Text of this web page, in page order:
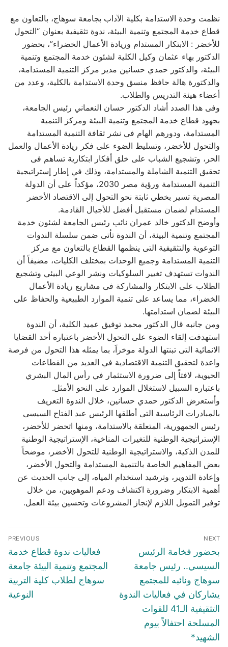
نظمت وحدة الاستدامة بكلية الآداب بجامعة سوهاج، بالتعاون مع
قطاع خدمة المجتمع وتنمية البيئة، ندوة تثقيفية بعنوان “التحول
للأخضر : الابتكار المستدام وريادة الأعمال الخضراء”، بحضور
الدكتور بهاء عثمان وكيل الكلية لشئون خدمة المجتمع وتنمية
البيئة، والدكتور حمدي حسانين مدير مركز التنمية المستدامة،
والدكتورة هالة حافظ منسق وحدة الاستدامة بالكلية، وعدد من
أعضاء هيئة التدريس والطلاب.
وفى هذا الصدد أشاد الدكتور حسان النعماني رئيس الجامعة،
بجهود قطاع خدمة المجتمع وتنمية البيئة ومركز التنمية
المستدامة، ودورهم الهام فى نشر ثقافة التنمية المستدامة
والتحول للأخضر، وتسليط الضوء على فكر ريادة الأعمال والعمل
الحر، وتشجيع الشباب على خلق أفكار ابتكارية تساهم فى
تحقيق التنمية الشاملة والمستدامة، وذلك في إطار إستراتيجية
التنمية المستدامة ورؤية مصر 2030، مؤكداً على أن الدولة
المصرية تسير بخطي ثابتة نحو التحول إلى الاقتصاد الأخضر
المستدام لضمان مستقبل أفضل للأجيال القادمة.
وأوضح الدكتور خالد عمران نائب رئيس الجامعة لشئون خدمة
المجتمع وتنمية البيئة، أن الندوة تأتى ضمن سلسلة الندوات
التوعوية والتثقيفية التى ينظمها القطاع بالتعاون مع مركز
التنمية المستدامة وجميع الوحدات بمختلف الكليات، مضيفاً أن
الندوات تستهدف تغيير السلوكيات ونشر الوعي البيئي وتشجيع
الطلاب على الابتكار والمشاركة فى مشاريع ريادة الأعمال
الخضراء، مما يساعد على تنمية الموارد الطبيعية والحفاظ على
البيئة لضمان استدامتها.
ومن جانبه قال الدكتور محمد توفيق عميد الكلية، أن الندوة
استهدفت إلقاء الضوء على التحول الأخضر باعتباره أحد القضايا
الانمائية التى تبنتها الدولة موخراََ، بما يمثله هذا التحول من فرصة
واعدة لتحقيق التنمية الاقتصادية في العديد من القطاعات
الحيوية، لافتاً إلى ضرورة الاستثمار في رأس المال البشري
باعتباره السبيل لاستغلال الموارد على النحو الأمثل.
وأستعرض الدكتور حمدي حسانين، خلال الندوة التعريف
بالمبادرات الرئاسية التى أطلقها الرئيس عبد الفتاح السيسى
رئيس الجمهورية، المتعلقة بالاستدامة، ومنها اتحضر للأخضر،
الإستراتيجية الوطنية للتغيرات المناخية، الإستراتيجية الوطنية
للمدن الذكية، والاستراتيجية الوطنية للتحول الأخضر، موضحاً
بعض المفاهيم الخاصة بالتنمية المستدامة والتحول الأخضر،
وإعادة التدوير، وترشيد استخدام المياه، إلى جانب الحديث عن
أهمية الابتكار وضرورة اكتشاف ودعم الموهوبين، من خلال
توفير التمويل اللازم لإنجاز المشروعات وتحسين بيئة العمل.
تصفّح
المقالات
PREVIOUS
Previous
post:
فعاليات ندوة قطاع خدمة
المجتمع وتنمية البيئة جامعة
سوهاج لطلاب كلية التربية
النوعية
NEXT
Next
post:
بحضور فخامة الرئيس
السيسي.. رئيس جامعة
سوهاج ونائبه للمجتمع
يشاركان في فعاليات الندوة
التثقيفية الـ41 للقوات
المسلحة احتفالاً بيوم
الشهيد*